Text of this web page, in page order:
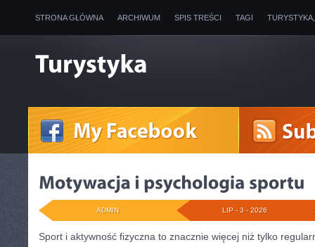
STRONA GŁÓWNA ARCHIWUM SPIS TREŚCI TAGI
LIP - 3 - 2026
ADMIN
Sport i aktywność fizyczna to znacznie więcej niż tylko